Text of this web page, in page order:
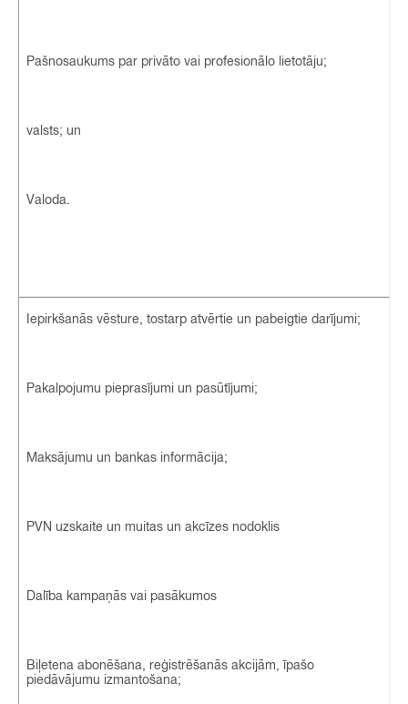
Pašnosaukums par privāto vai profesionālo lietotāju;
valsts; un
Valoda.
Iepirkšanās vēsture, tostarp atvērtie un pabeigtie darījumi;
Pakalpojumu pieprasījumi un pasūtījumi;
Maksājumu un bankas informācija;
PVN uzskaite un muitas un akcīzes nodoklis
Dalība kampaņās vai pasākumos
Biļetena abonēšana, reģistrēšanās akcijām, īpašo
piedāvājumu izmantošana;